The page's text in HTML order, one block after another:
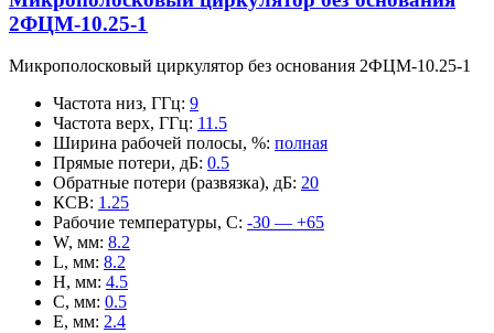
2ФЦМ-10.25-1
Микрополосковый циркулятор без основания 2ФЦМ-10.25-1
Частота низ, ГГц: 9
Частота верх, ГГц: 11.5
Ширина рабочей полосы, %: полная
Прямые потери, дБ: 0.5
Обратные потери (развязка), дБ: 20
КСВ: 1.25
Рабочие температуры, С: -30 — +65
W, мм: 8.2
L, мм: 8.2
H, мм: 4.5
C, мм: 0.5
E, мм: 2.4